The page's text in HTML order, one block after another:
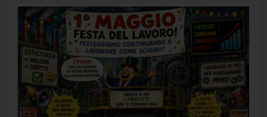
su
Circolare
INAIL
n.
17/2026
–
Certificati
di
infortunio
sul
lavoro
–
Ripresa